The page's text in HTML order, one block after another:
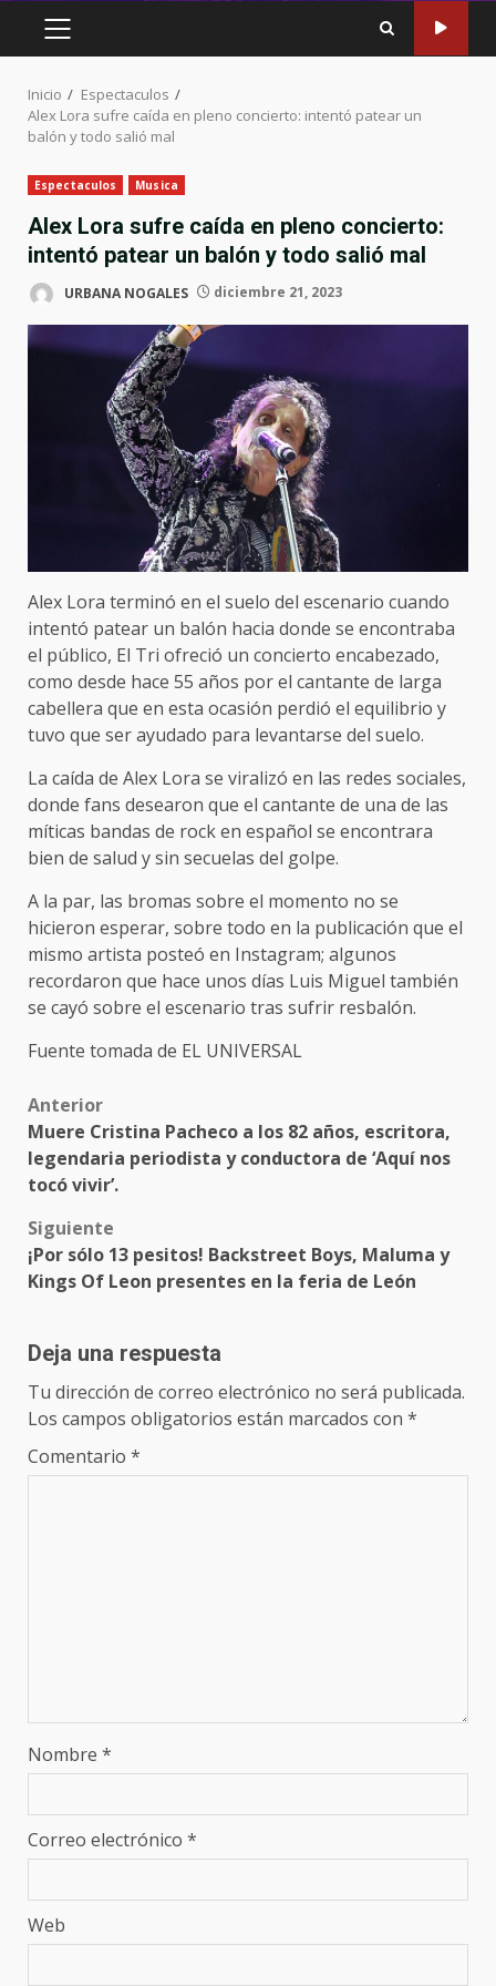
MENÚ
PRINCIPAL
Inicio
Espectaculos
Alex Lora sufre caída en pleno concierto: intentó patear un
balón y todo salió mal
Espectaculos Musica
Alex Lora sufre caída en pleno concierto:
intentó patear un balón y todo salió mal
URBANA NOGALES diciembre 21, 2023
Alex Lora terminó en el suelo del escenario cuando
intentó patear un balón hacia donde se encontraba
el público, El Tri ofreció un concierto encabezado,
como desde hace 55 años por el cantante de larga
cabellera que en esta ocasión perdió el equilibrio y
tuvo que ser ayudado para levantarse del suelo.
La caída de Alex Lora se viralizó en las redes sociales,
donde fans desearon que el cantante de una de las
míticas bandas de rock en español se encontrara
bien de salud y sin secuelas del golpe.
A la par, las bromas sobre el momento no se
hicieron esperar, sobre todo en la publicación que el
mismo artista posteó en Instagram; algunos
recordaron que hace unos días Luis Miguel también
se cayó sobre el escenario tras sufrir resbalón.
Fuente tomada de EL UNIVERSAL
Post
navigation
Anterior
Muere Cristina Pacheco a los 82 años, escritora,
legendaria periodista y conductora de ‘Aquí nos
tocó vivir’.
Siguiente
¡Por sólo 13 pesitos! Backstreet Boys, Maluma y
Kings Of Leon presentes en la feria de León
Deja una respuesta
Tu dirección de correo electrónico no será publicada.
Los campos obligatorios están marcados con *
Comentario *
Nombre *
Correo electrónico *
Web